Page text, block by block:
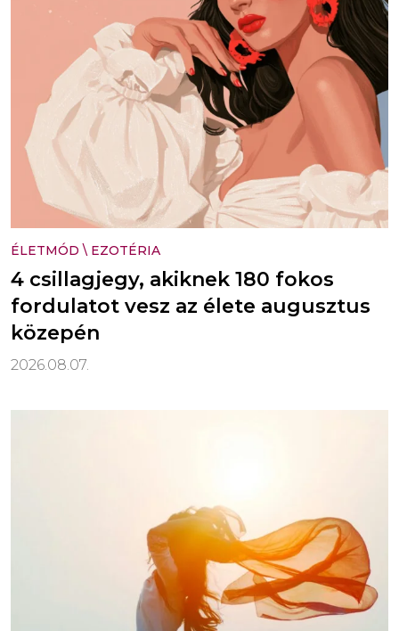
ÉLETMÓD \ EZOTÉRIA
4 csillagjegy, akiknek 180 fokos
fordulatot vesz az élete augusztus
közepén
2026.08.07.